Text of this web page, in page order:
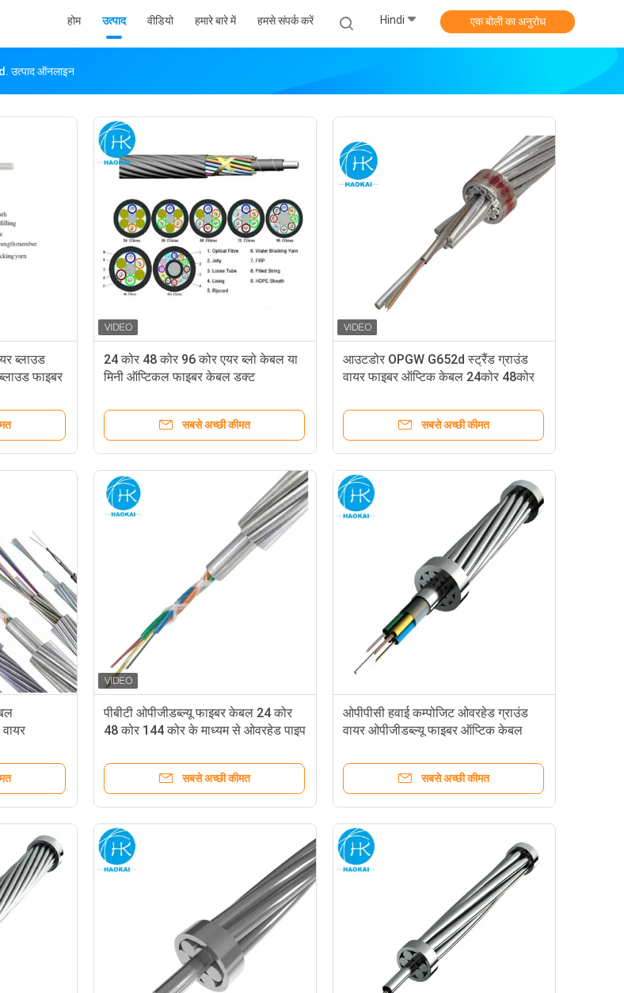
होम उत्पाद वीडियो हमारे बारे में हमसे संपर्क करें Hindi एक बोली का अनुरोध
ऑनलाइन
ब्लाउड
फाइबर
24 कोर 48 कोर 96 कोर एयर ब्लो केबल या
मिनी ऑप्टिकल फाइबर केबल डक्ट
सबसे अच्छी कीमत
आउटडोर OPGW G652d स्ट्रैंड ग्राउंड
वायर फाइबर ऑप्टिक केबल 24कोर 48कोर
सबसे अच्छी कीमत
पीबीटी ओपीजीडब्ल्यू फाइबर केबल 24 कोर
48 कोर 144 कोर के माध्यम से ओवरहेड पाइप
सबसे अच्छी कीमत
ओपीपीसी हवाई कम्पोजिट ओवरहेड ग्राउंड
वायर ओपीजीडब्ल्यू फाइबर ऑप्टिक केबल
सबसे अच्छी कीमत